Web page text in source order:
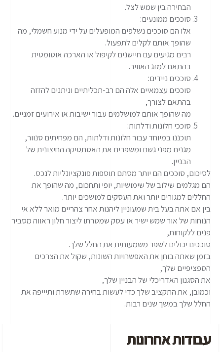
הבחירה בין שמש לצל.
סוככים ממונעים:
אלו הם סוככים נשלפים המופעלים על ידי מנוע חשמלי, מה
שהופך אותם לקלים לתפעול.
רבים מגיעים עם חיישנים לקיפול או הארכה אוטומטית
בהתאם למזג האוויר.
סוככים ניידים:
סוככים עצמאיים אלה הם רב-תכליתיים וניתנים להזזה
בהתאם לצורך,
מה שהופך אותם למושלמים עבור ישיבות או אירועים זמניים.
סוככי חלונות ודלתות:
תוכננו במיוחד עבור חלונות ודלתות, הם מפחיתים סנוור,
מגנים מפני גשם ומשפרים את האסתטיקה החיצונית של
הבניין.
לסיכום, סוככים הם יותר מסתם תוספות פונקציונליות לנכס.
הם מגלמים שילוב של שימושיות, יופי ותחכום, מה שהופך את
החללים למגורים יותר ואת העסקים למושכים יותר.
בין אם אתה בעל בית שמעוניין ליהנות אחר צהריים מואר ללא אי
הנוחות של אור שמש ישיר או עסק שמטרתו ליצור חלון ראווה מסביר
פנים ללקוחות,
סוככים יכולים לשפר משמעותית את החלל שלך.
בזמן שאתה בוחן את האפשרויות השונות, שקול את הצרכים
הספציפיים שלך,
את הסגנון האדריכלי של הבניין שלך,
וכמובן, את התקציב שלך כדי לעשות בחירה שתשרת ותיייפה את
החלל שלך במשך שנים רבות.
עבודות אחרונות